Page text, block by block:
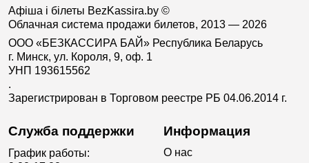
Афіша і білеты BezKassira.by ©
Облачная система продажи билетов, 2013 — 2026
ООО «БЕЗКАССИРА БАЙ» Республика Беларусь
г. Минск, ул. Короля, 9, оф. 1
УНП 193615562
.
Зарегистрирован в Торговом реестре РБ 04.06.2014 г.
Служба поддержки
График работы:
Информация
О нас